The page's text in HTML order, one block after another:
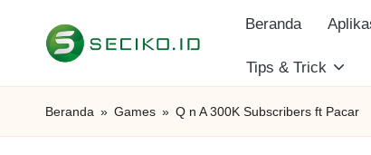
S
e
Informasi
dan
Beranda
Tips & Trick
Beranda » Games » Q n A 300K Subscribers ft Pacar